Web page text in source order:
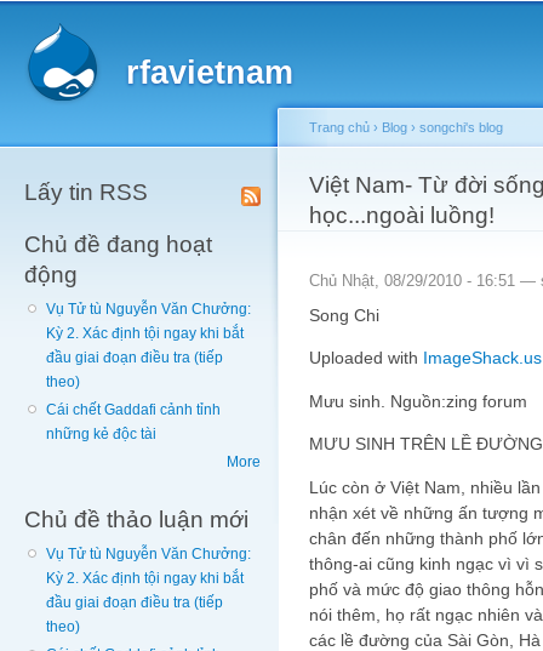
rfavietnam
Lấy tin RSS
Chủ đề đang hoạt
động
Vụ Tử tù Nguyễn Văn Chưởng:
Kỳ 2. Xác định tội ngay khi bắt
đầu giai đoạn điều tra (tiếp
theo)
Cái chết Gaddafi cảnh tỉnh
những kẻ độc tài
More
Chủ đề thảo luận mới
Vụ Tử tù Nguyễn Văn Chưởng:
Kỳ 2. Xác định tội ngay khi bắt
đầu giai đoạn điều tra (tiếp
theo)
You are here
Trang chủ › Blog › songchi's blog
Việt Nam- Từ đời
học...ngoài luồng!
Chủ Nhật, 08/29/2010 - 16:51 —
Song Chi
Uploaded with ImageShack.us
Mưu sinh. Nguồn:zing forum
MƯU SINH TRÊN LỀ ĐƯỜNG
Lúc còn ở Việt Nam, nhiều
nhận xét về những ấn tượng
chân đến những thành phố
thông-ai cũng kinh ngạc vì vì
phố và mức độ giao thông
nói thêm, họ rất ngạc nhiên
các lề đường của Sài Gòn,